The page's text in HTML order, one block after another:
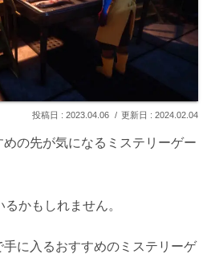
2023.04.06 2024.02.04
めの先が気になるミステリーゲー
かもしれません。
に入るおすすめのミステリーゲ